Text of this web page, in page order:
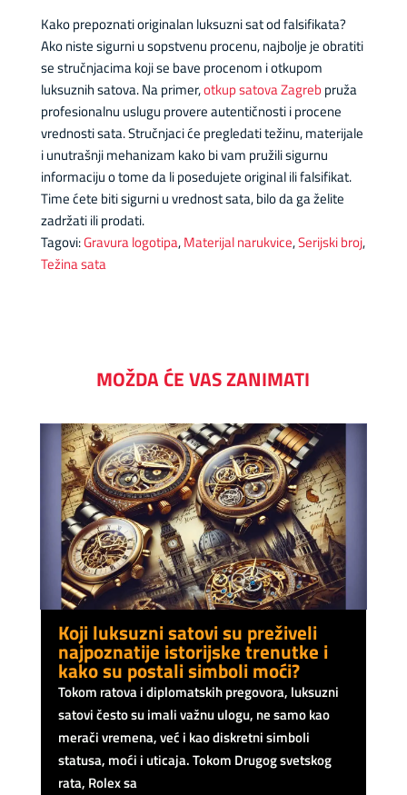
Kako prepoznati originalan luksuzni sat od falsifikata?
Ako niste sigurni u sopstvenu procenu, najbolje je obratiti
se stručnjacima koji se bave procenom i otkupom
luksuznih satova. Na primer,otkup satova Zagrebpruža
profesionalnu uslugu provere autentičnosti i procene
vrednosti sata. Stručnjaci će pregledati težinu, materijale
i unutrašnji mehanizam kako bi vam pružili sigurnu
informaciju o tome da li posedujete original ili falsifikat.
Time ćete biti sigurni u vrednost sata, bilo da ga želite
zadržati ili prodati.
Tagovi:Gravura logotipa,Materijal narukvice,Serijski broj,
Težina sata
MOŽDA ĆE VAS ZANIMATI
Koji luksuzni satovi su preživeli
najpoznatije istorijske trenutke i
kako su postali simboli moći?
Tokom ratova i diplomatskih pregovora, luksuzni
satovi često su imali važnu ulogu, ne samo kao
merači vremena, već i kao diskretni simboli
statusa, moći i uticaja. Tokom Drugog svetskog
rata, Rolex sa